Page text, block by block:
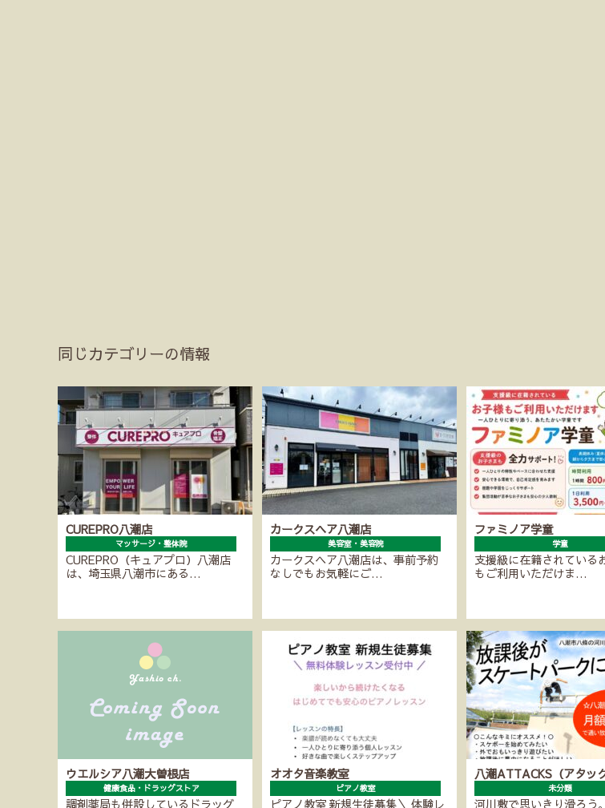
同じカテゴリーの情報
CUREPRO八潮店
マッサージ・整体院
CUREPRO（キュアプロ）八潮店
は、埼玉県八潮市にある…
カークスヘア八潮店
美容室・美容院
カークスヘア八潮店は、事前予約
なしでもお気軽にご…
ファミノア学童
学童
支援級に在籍されている
もご利用いただけま…
ウエルシア八潮大曽根店
健康食品・ドラッグストア
調剤薬局も併設しているドラッグ
オオタ音楽教室
ピアノ教室
ピアノ教室 新規生徒募集＼ 体験レ
八潮ATTACKS（アタッ
未分類
河川敷で思いきり滑ろう